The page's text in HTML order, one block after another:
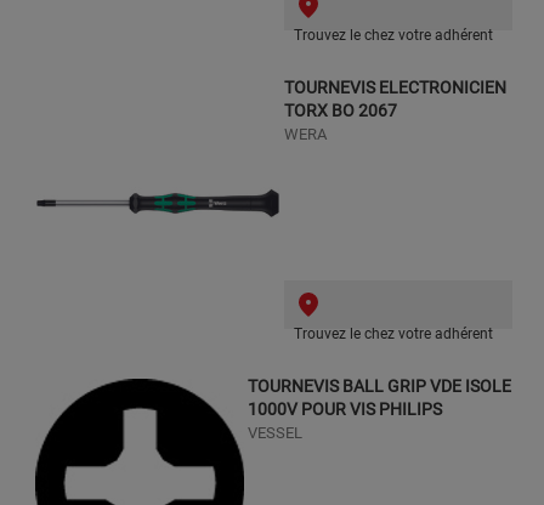
Trouvez le chez votre adhérent
TOURNEVIS ELECTRONICIEN
TORX BO 2067
WERA
Trouvez le chez votre adhérent
TOURNEVIS BALL GRIP VDE ISOLE
1000V POUR VIS PHILIPS
VESSEL